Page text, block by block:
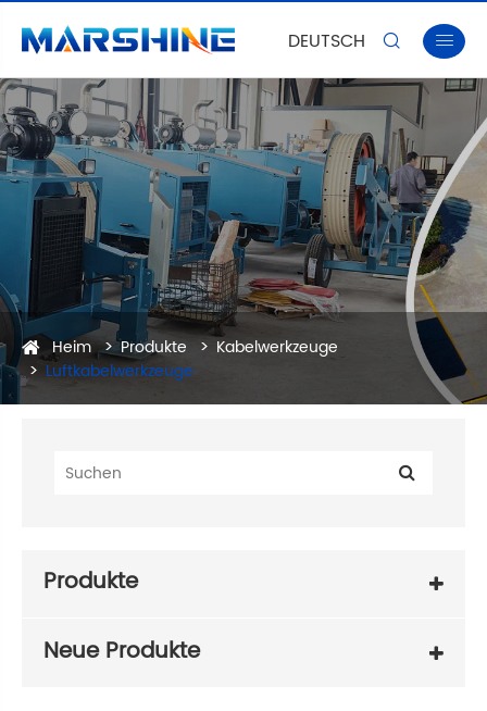
DEUTSCH  
Heim Produkte
Kabelwerkzeuge
Luftkabelwerkzeuge
Produkte
Neue Produkte